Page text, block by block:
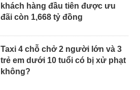
khách hàng đầu tiên được ưu
đãi còn 1,668 tỷ đồng
Taxi 4 chỗ chở 2 người lớn và 3
trẻ em dưới 10 tuổi có bị xử phạt
không?